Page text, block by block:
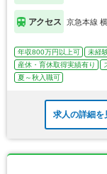
アクセス 京急本線
年収800万円以上可 未経
産休・育休取得実績有り
夏～秋入職可
求人の詳細を